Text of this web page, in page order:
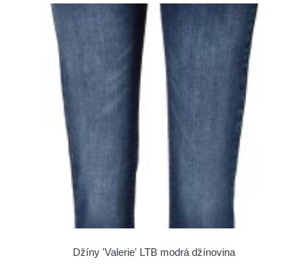
Džíny 'Valerie' LTB modrá džínovina